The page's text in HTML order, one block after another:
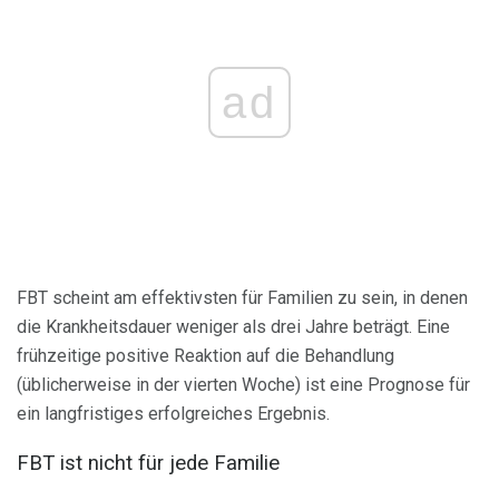
ad
FBT scheint am effektivsten für Familien zu sein, in denen
die Krankheitsdauer weniger als drei Jahre beträgt. Eine
frühzeitige positive Reaktion auf die Behandlung
(üblicherweise in der vierten Woche) ist eine Prognose für
ein langfristiges erfolgreiches Ergebnis.
FBT ist nicht für jede Familie